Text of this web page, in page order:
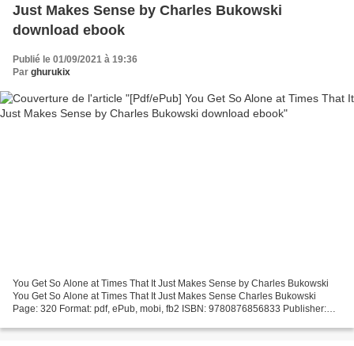
Just Makes Sense by Charles Bukowski
download ebook
Publié le 01/09/2021 à 19:36
Par ghurukix
You Get So Alone at Times That It Just Makes Sense by Charles Bukowski
You Get So Alone at Times That It Just Makes Sense Charles Bukowski
Page: 320 Format: pdf, ePub, mobi, fb2 ISBN: 9780876856833 Publisher: